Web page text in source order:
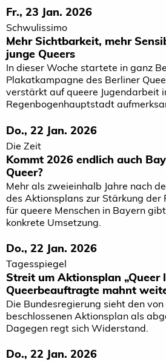
Fr., 23 Jan. 2026
Schwulissimo
Mehr Sichtbarkeit, mehr
junge Queers
In dieser Woche startete in ganz
Plakatkampagne des Berliner
verstärkt auf queere Jugendarbeit
Regenbogenhauptstadt
Do., 22 Jan. 2026
Die Zeit
Kommt 2026 endlich auch
Queer?
Mehr als zweieinhalb Jahre nach
des Aktionsplans zur Stärkung der
für queere Menschen in Bayern
konkrete Umsetzung.
Do., 22 Jan. 2026
Tagesspiegel
Streit um Aktionsplan „Queer
Queerbeauftragte mahnt
Die Bundesregierung sieht den
beschlossenen Aktionsplan als
Dagegen regt sich Widerstand.
Do., 22 Jan. 2026